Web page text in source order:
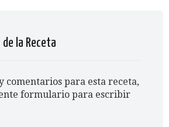
la Receta
comentarios para esta receta,
formulario para escribir